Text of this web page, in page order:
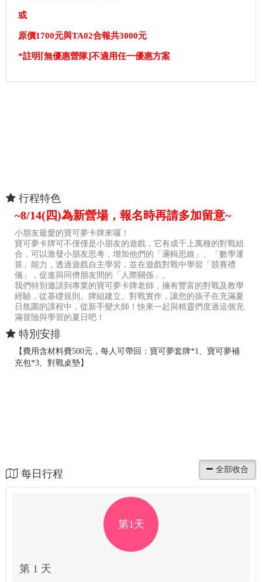
或
原價1700元與TA02合報共3000元
*註明⌈無優惠營隊⌋不適用任一優惠方案
行程特色
~8/14(四)為新營場，報名時再請多加留意~
小朋友最愛的寶可夢卡牌來囉！
寶可夢卡牌可不僅僅是小朋友的遊戲，它有成千上萬種的對戰組
合，可以激發小朋友思考，增加他們的「邏輯思維」、「數學運
算」能力，透過遊戲自主學習，並在遊戲對戰中學習「競賽禮
儀」，促進與同儕朋友間的「人際關係」。
我們特別邀請到專業的寶可夢卡牌老師，擁有豐富的對戰及教學
經驗，從基礎規則、牌組建立、對戰實作，讓您的孩子在充滿夏
日氛圍的課程中，從新手變大師！快來一起與精靈們度過這個充
滿冒險與學習的夏日吧！
特別安排
【費用含材料費500元，每人可帶回：寶可夢套牌*1、寶可夢補
充包*3、對戰桌墊】
每日行程
第1天
第 1 天